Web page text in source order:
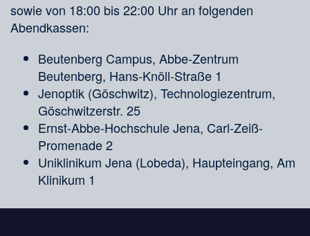
sowie von 18:00 bis 22:00 Uhr an folgenden
Abendkassen:
Beutenberg Campus, Abbe-Zentrum
Beutenberg, Hans-Knöll-Straße 1
Jenoptik (Göschwitz), Technologiezentrum,
Göschwitzerstr. 25
Ernst-Abbe-Hochschule Jena, Carl-Zeiß-
Promenade 2
Uniklinikum Jena (Lobeda), Haupteingang, Am
Klinikum 1